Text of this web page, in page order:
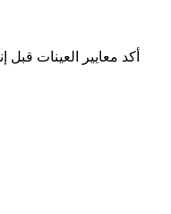
أكد معايير العينات قبل